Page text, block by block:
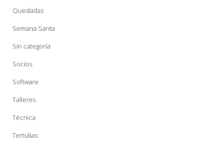
Quedadas
Semana Santa
Sin categoría
Socios
Software
Talleres
Técnica
Tertulias